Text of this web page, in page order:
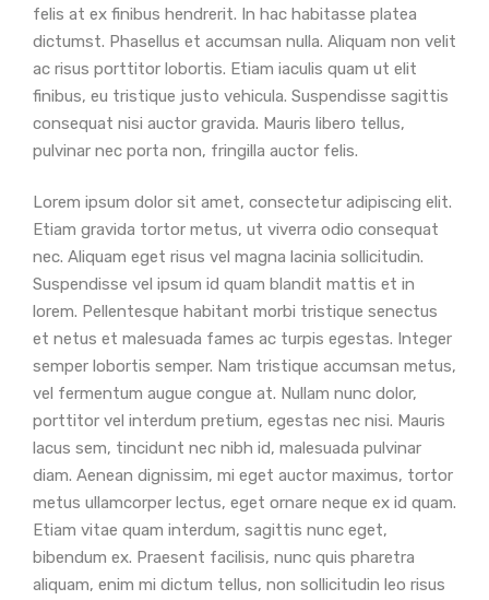
felis at ex finibus hendrerit. In hac habitasse platea
dictumst. Phasellus et accumsan nulla. Aliquam non velit
ac risus porttitor lobortis. Etiam iaculis quam ut elit
finibus, eu tristique justo vehicula. Suspendisse sagittis
consequat nisi auctor gravida. Mauris libero tellus,
pulvinar nec porta non, fringilla auctor felis.
Lorem ipsum dolor sit amet, consectetur adipiscing elit.
Etiam gravida tortor metus, ut viverra odio consequat
nec. Aliquam eget risus vel magna lacinia sollicitudin.
Suspendisse vel ipsum id quam blandit mattis et in
lorem. Pellentesque habitant morbi tristique senectus
et netus et malesuada fames ac turpis egestas. Integer
semper lobortis semper. Nam tristique accumsan metus,
vel fermentum augue congue at. Nullam nunc dolor,
porttitor vel interdum pretium, egestas nec nisi. Mauris
lacus sem, tincidunt nec nibh id, malesuada pulvinar
diam. Aenean dignissim, mi eget auctor maximus, tortor
metus ullamcorper lectus, eget ornare neque ex id quam.
Etiam vitae quam interdum, sagittis nunc eget,
bibendum ex. Praesent facilisis, nunc quis pharetra
aliquam, enim mi dictum tellus, non sollicitudin leo risus